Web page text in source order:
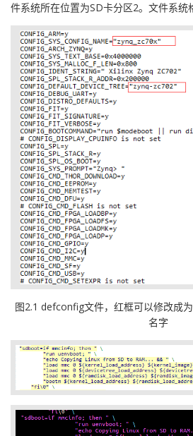
件系统所在位置为SD卡分区2。文件系统
图2.1 defconfig文件，红框可以修改成
名字